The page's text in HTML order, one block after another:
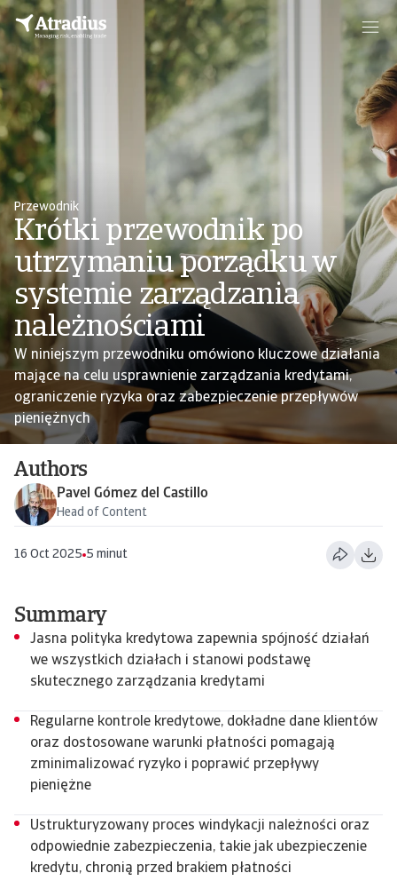
Przewodnik
Krótki przewodnik po
utrzymaniu porządku w
systemie zarządzania
należnościami
W niniejszym przewodniku omówiono kluczowe działania
mające na celu usprawnienie zarządzania kredytami,
ograniczenie ryzyka oraz zabezpieczenie przepływów
pieniężnych
Authors
Pavel Gómez del Castillo
Head of Content
16 Oct 2025 5 minut
Summary
Jasna polityka kredytowa zapewnia spójność działań
we wszystkich działach i stanowi podstawę
skutecznego zarządzania kredytami
Regularne kontrole kredytowe, dokładne dane klientów
oraz dostosowane warunki płatności pomagają
zminimalizować ryzyko i poprawić przepływy
pieniężne
Ustrukturyzowany proces windykacji należności oraz
odpowiednie zabezpieczenia, takie jak ubezpieczenie
kredytu, chronią przed brakiem płatności